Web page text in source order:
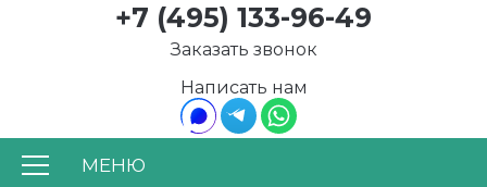
МЕНЮ
Написать нам
+7 (495) 133-96-49
Заказать звонок